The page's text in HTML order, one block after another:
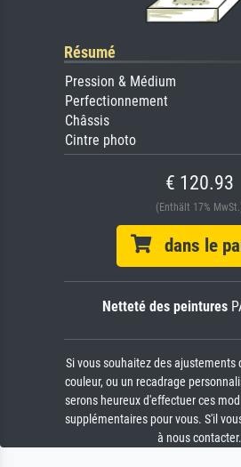
Résumé
Pression & Médium
Perfectionnement
Châssis
Cintre photo
€ 120.93
(Enthält 17%
dans le
Netteté des peintures
Si vous souhaitez des ajustements
couleur, ou un recadrage
serons heureux d'effectuer ces
supplémentaires pour vous. S'il
à nous contacter.